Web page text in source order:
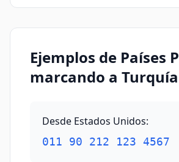
Ejemplos de Países
marcando a Turquía
Desde Estados Unidos:
011 90 212 123 4567